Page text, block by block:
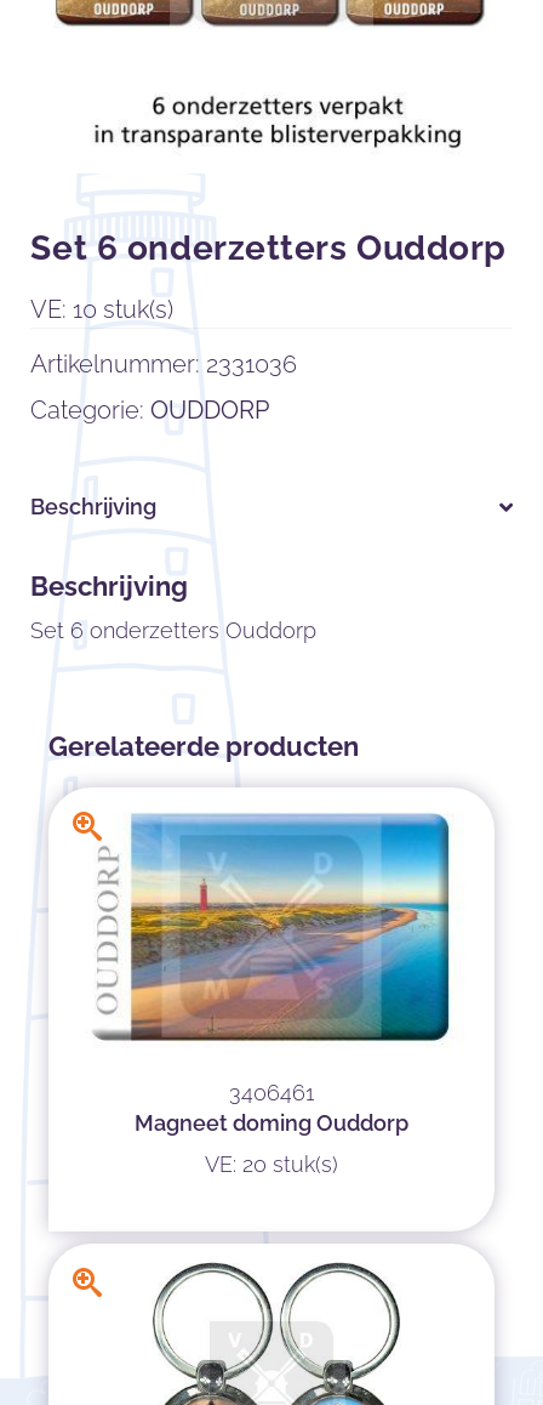
Set 6 onderzetters Ouddorp
VE: 10 stuk(s)
Artikelnummer: 2331036
Categorie:OUDDORP
Beschrijving
Beschrijving
Set 6 onderzetters Ouddorp
Gerelateerde producten
3406461
Magneet doming Ouddorp
VE: 20 stuk(s)